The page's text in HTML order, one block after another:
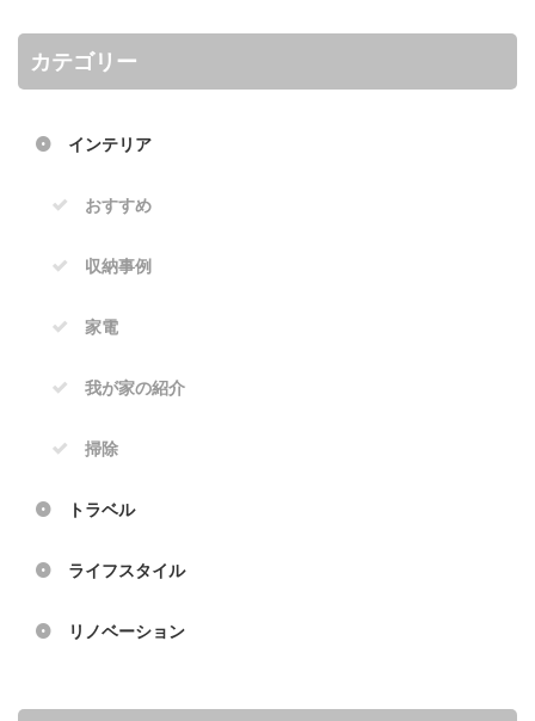
カテゴリー
インテリア
おすすめ
収納事例
家電
我が家の紹介
掃除
トラベル
ライフスタイル
リノベーション